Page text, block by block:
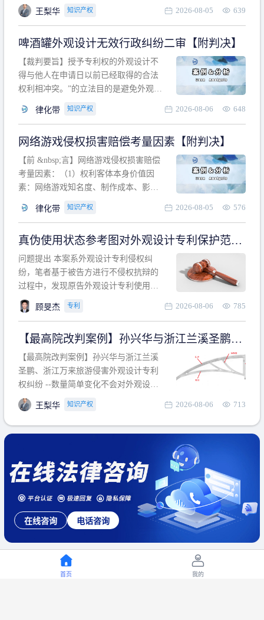
江杭知桥律师事务所 王梨华 周靖超 【导
读】 第一部分：刮码剪码刮标剪标的商
诉讼建议 第二部分：15省市是否侵权案
例的裁判要旨 目录 第一部分、刮码剪码
刮
王梨华 知识产权 2026-08-05 639
啤酒罐外观设计无效行政纠纷二审【附判决】
【裁判要旨】授予专利权的外观设计不
得与他人在申请日以前已经取得的合法
权利相冲突。”的立法目的是避免外观设
冲突。基于此，凡是因该外观设计的实
于该款规定的规制范畴。“合法权利”不宜
作狭义解释，一般情况下，只要依法享
有的、在本专利申请日之
律化带 知识产权 2026-08-06 648
网络游戏侵权损害赔偿考量因素【附判决】
【前 &nbsp;言】网络游戏侵权损害赔偿
考量因素：（1）权利客体本身价值因
素：网络游戏知名度、制作成本、影响
利角度因素：被诉侵权游戏销售数量、
人数、活跃人数、市场占用率；（3）被
告主观因素：被告的主观恶意、是否明
知或应知、是否有
律化带 知识产权 2026-08-05 576
真伪使用状态参考图对外观设计专利保护范围
的影响
问题提出 本案系外观设计专利侵权纠
纷，笔者基于被告方进行不侵权抗辩的
过程中，发现原告外观设计专利使用状
态参考图中的外观设计与被告涉案商品
的视觉效果存在显著区别。故就使用状
保护范围确定进行了研究，将办案体会
与研究过程记录如下： 简要结论： 笔者
提出使用状态参考图应以
顾旻杰 专利 2026-08-06 785
【最高院改判案例】孙兴华与浙江兰溪圣鹏、
浙江万来旅游侵害外观设计专利权纠纷
【最高院改判案例】孙兴华与浙江兰溪
圣鹏、浙江万来旅游侵害外观设计专利
权纠纷 --数量简单变化不会对外观设计
产生视觉影响，及现有设计抗辩与专利
无效再审改判可以执行回转 【承办律
师】 王梨华 浙江杭知桥律师事务所 【案
民再2
王梨华 知识产权 2026-08-06 713
在线咨询 电话咨询
首页 我的